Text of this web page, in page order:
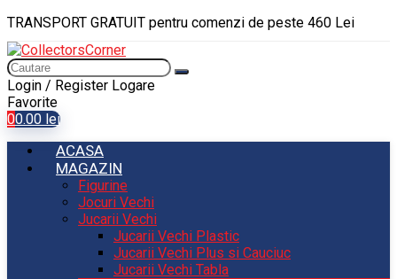
TRANSPORT GRATUIT pentru comenzi de peste 460 Lei
Login / Register Logare
Favorite
00.00 lei
ACASA
MAGAZIN
Figurine
Jocuri Vechi
Jucarii Vechi
Jucarii Vechi Plastic
Jucarii Vechi Plus si Cauciuc
Jucarii Vechi Tabla